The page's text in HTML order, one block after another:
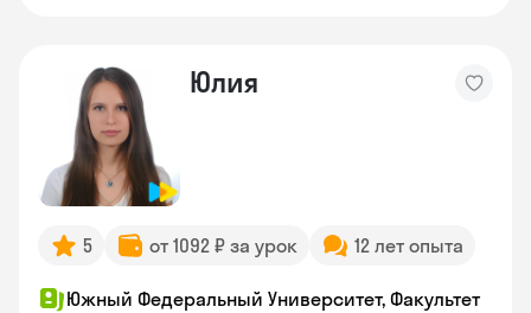
Юлия
5 от 1092 ₽ за урок 12 лет опыта
Южный Федеральный Университет, Факультет